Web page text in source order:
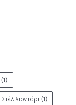
(1)
Σιέλ λιοντάρι (1)